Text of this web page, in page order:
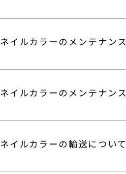
ネイルカラーのメンテナン
ネイルカラーのメンテナン
ネイルカラーの輸送について